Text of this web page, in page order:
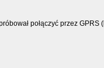
połączyć przez GPRS